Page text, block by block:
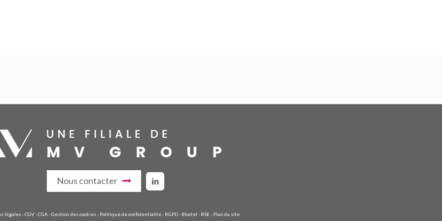
Nous contacter
légales-CGV-CGA-Gestion des cookies- Politique de confidentialité- RGPD- Bloctel - RSE- Plan du site